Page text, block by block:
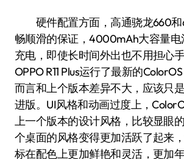
硬件配置方面，高通骁龙660和
畅顺滑的保证，4000mAh大容量电
充电，即使长时间外出也不用担心手
OPPO R11 Plus运行了最新的
而言和上个版本差异不大，应该只
进版。UI风格和动画过度上，
上一个版本的设计风格，比较显眼
个桌面的风格变得更加活跃了起来
标在配色上更加鲜艳和灵活，更加年